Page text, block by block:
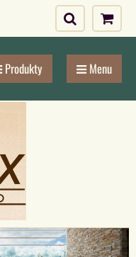
Produkty Menu